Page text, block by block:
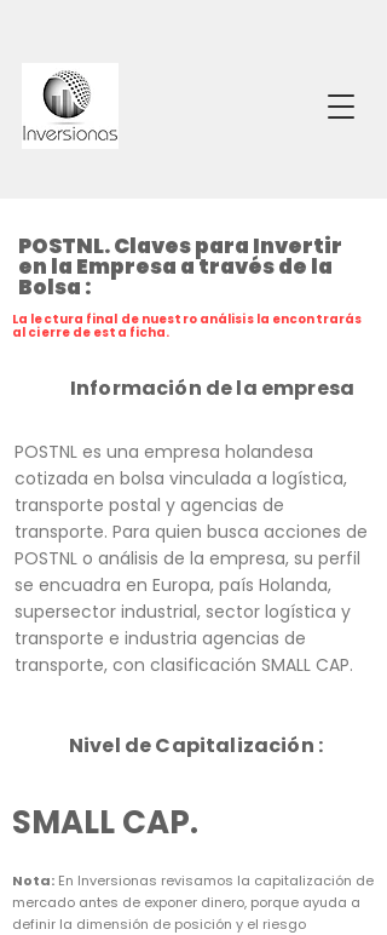
POSTNL. Claves para Invertir
en la Empresa a través de la
Bolsa :
La lectura final de nuestro análisis la encontrarás
al cierre de esta ficha.
Información de la empresa
POSTNL es una empresa holandesa
cotizada en bolsa vinculada a logística,
transporte postal y agencias de
transporte. Para quien busca acciones de
POSTNL o análisis de la empresa, su perfil
se encuadra en Europa, país Holanda,
supersector industrial, sector logística y
transporte e industria agencias de
transporte, con clasificación SMALL CAP.
Nivel de Capitalización :
SMALL CAP.
Nota: En Inversionas revisamos la capitalización de
mercado antes de exponer dinero, porque ayuda a
definir la dimensión de posición y el riesgo